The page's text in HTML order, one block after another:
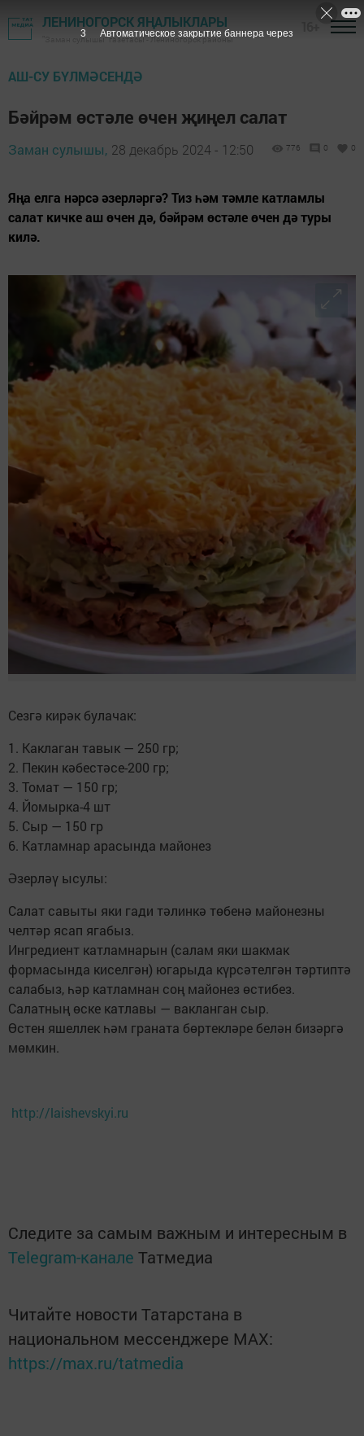
ЛЕНИНОГОРСК ЯҢАЛЫКЛАРЫ
"Заман сулышы" газетасы - Лениногорск районы
АШ-СУ БҮЛМӘСЕНДӘ
Бәйрәм өстәле өчен җиңел салат
Заман сулышы, 28 декабрь 2024 - 12:50 776 0 0
Яңа елга нәрсә әзерләргә? Тиз һәм тәмле катламлы
салат кичке аш өчен дә, бәйрәм өстәле өчен дә туры
килә.
Сезгә кирәк булачак:
1. Каклаган тавык — 250 гр;
2. Пекин кәбестәсе-200 гр;
3. Томат — 150 гр;
4. Йомырка-4 шт
5. Сыр — 150 гр
6. Катламнар арасында майонез
Әзерләү ысулы:
Салат савыты яки гади тәлинкә төбенә майонезны
челтәр ясап ягабыз.
Ингредиент катламнарын (салам яки шакмак
формасында киселгән) югарыда күрсәтелгән тәртиптә
салабыз, һәр катламнан соң майонез өстибез.
Салатның өске катлавы — вакланган сыр.
Өстен яшеллек һәм граната бөртекләре белән бизәргә
мөмкин.
http://laishevskyi.ru
Следите за самым важным и интересным в
Telegram-канале Татмедиа
Читайте новости Татарстана в
национальном мессенджере MАХ:
https://max.ru/tatmedia
1 Автоматическое закрытие баннера через